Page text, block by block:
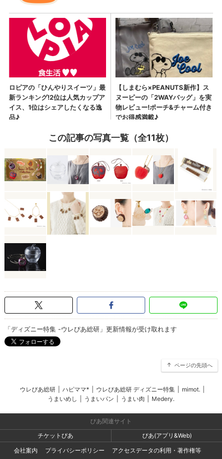
この記事の写真一覧（全11枚）
「ディズニー特集 -ウレぴあ総研」更新情報が受け取れます
ページの先頭へ
ウレぴあ総研 ハピママ* ウレぴあ総研 ディズニー特集 mimot.
うまいめし
うまいパン うまい肉 Medery.
ぴあ関連サイト
チケットぴあ
ぴあ(アプリ&Web)
会社案内
プライバシーポリシー
アクセスデータの利用・著作権等